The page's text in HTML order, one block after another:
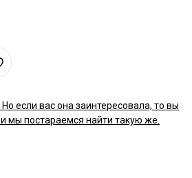
если вас она заинтересовала, то вы
мы постараемся найти такую же.